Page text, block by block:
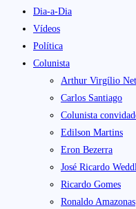
Dia-a-Dia
Vídeos
Política
Colunista
Arthur Virgílio
Carlos Santiago
Colunista
Edilson Martins
Eron Bezerra
José Ricardo
Ricardo Gomes
Ronaldo Amazonas